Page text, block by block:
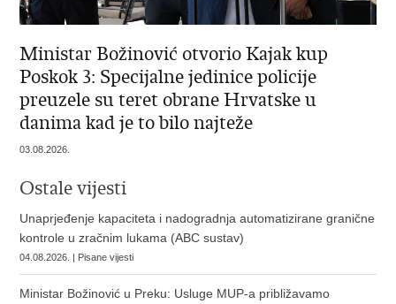
Ministar Božinović otvorio Kajak kup
Poskok 3: Specijalne jedinice policije
preuzele su teret obrane Hrvatske u
danima kad je to bilo najteže
03.08.2026.
Ostale vijesti
Unaprjeđenje kapaciteta i nadogradnja automatizirane granične
kontrole u zračnim lukama (ABC sustav)
04.08.2026. | Pisane vijesti
Ministar Božinović u Preku: Usluge MUP-a približavamo